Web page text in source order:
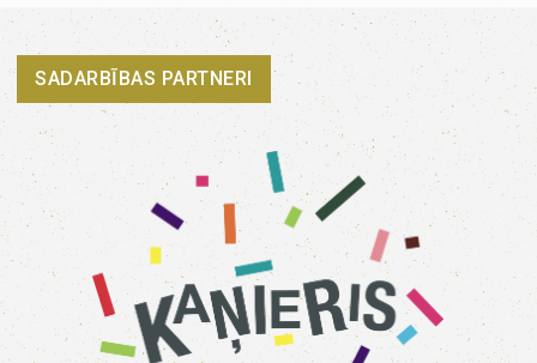
SADARBĪBAS PARTNERI